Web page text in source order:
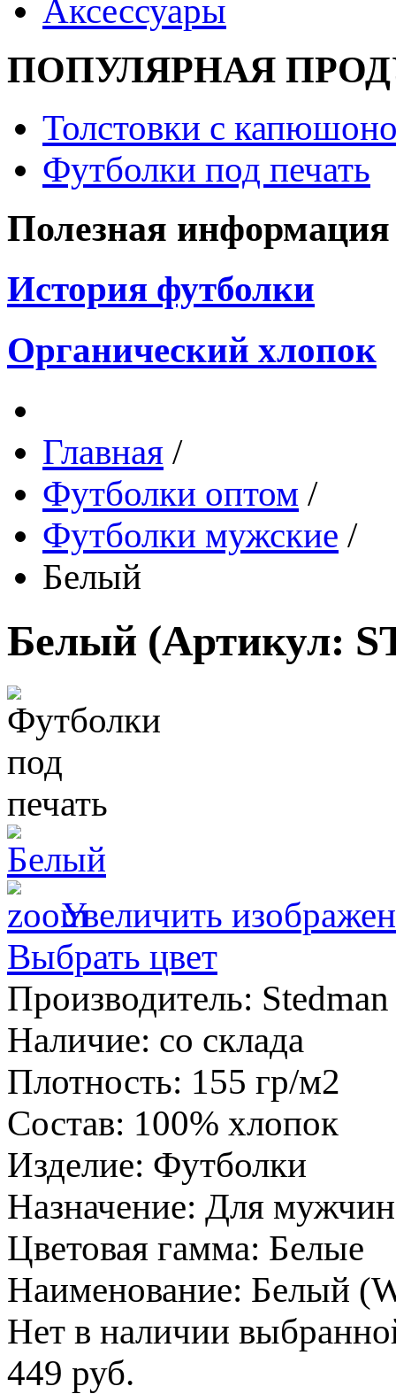
Аксессуары
ПОПУЛЯРНАЯ
Толстовки с
Футболки под печать
Полезная информация
История футболки
Органический хлопок
Главная /
Футболки оптом /
Футболки мужские /
Белый
Белый (Артикул:
Увеличить
Выбрать цвет
Производитель:
Наличие: со склада
Плотность: 155 гр/м2
Состав: 100% хлопок
Изделие: Футболки
Назначение: Для мужчин
Цветовая гамма: Белые
Наименование: Белый
Нет в наличии
449 руб.